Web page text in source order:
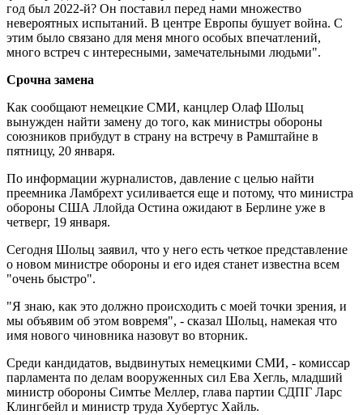
год был 2022-й? Он поставил перед нами множество
невероятных испытаний. В центре Европы бушует война. С
этим было связано для меня много особых впечатлений,
много встреч с интересными, замечательными людьми".
Срочна замена
Как сообщают немецкие СМИ, канцлер Олаф Шольц
вынужден найти замену до того, как министры обороны
союзников прибудут в страну на встречу в Рамштайне в
пятницу, 20 января.
По информации журналистов, давление с целью найти
преемника Ламбрехт усиливается еще и потому, что министра
обороны США Ллойда Остина ожидают в Берлине уже в
четверг, 19 января.
Сегодня Шольц заявил, что у него есть четкое представление
о новом министре обороны и его идея станет известна всем
"очень быстро".
"Я знаю, как это должно происходить с моей точки зрения, и
мы объявим об этом вовремя", - сказал Шольц, намекая что
имя нового чиновника назовут во вторник.
Среди кандидатов, выдвинутых немецкими СМИ, - комиссар
парламента по делам вооруженных сил Ева Хегль, младший
министр обороны Симтье Меллер, глава партии СДПГ Ларс
Клингбейл и министр труда Хубертус Хайль.